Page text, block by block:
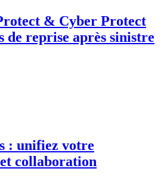
& Cyber Protect
de reprise après sinistre
: unifiez votre
collaboration